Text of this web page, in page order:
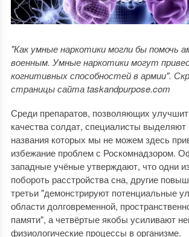
"Как умные наркотики могли бы помочь
военным. Умные наркотики могут
когнитивных способностей в армии".
страницы сайта taskandpurpose.com
Среди препаратов, позволяющих
качества солдат, специалисты выделяют
названия которых мы не можем здесь
избежание проблем с Роскомнадзором.
западные учёные утверждают, что одни
побороть расстройства сна, другие
третьи "демонстрируют потенциальные
области долговременной,
памяти", а четвёртые якобы усиливают
физиологические процессы в организме.